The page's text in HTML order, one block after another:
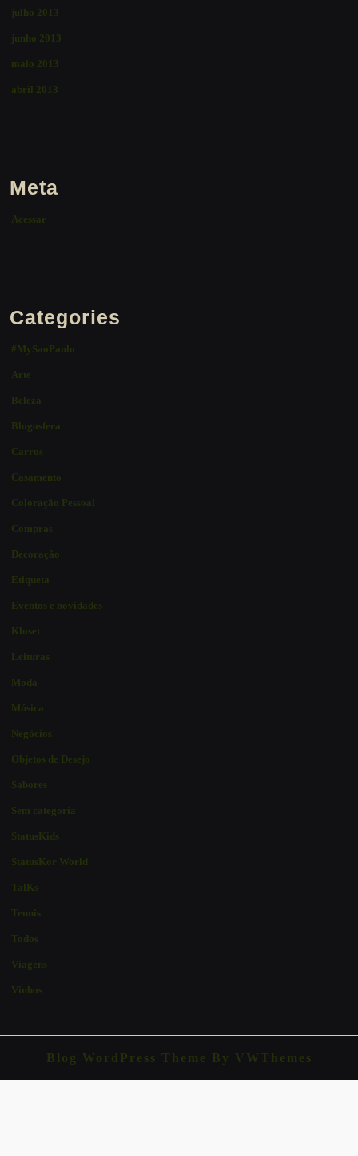
julho 2013
junho 2013
maio 2013
abril 2013
Meta
Acessar
Categories
#MySaoPaulo
Arte
Beleza
Blogosfera
Carros
Casamento
Coloração Pessoal
Compras
Decoração
Etiqueta
Eventos e novidades
Kloset
Leituras
Moda
Música
Negócios
Objetos de Desejo
Sabores
Sem categoria
StatusKids
StatusKor World
TalKs
Tennis
Todos
Viagens
Vinhos
Blog WordPress Theme By VWThemes